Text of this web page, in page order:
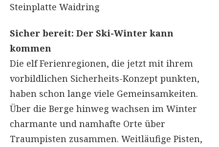
Steinplatte Waidring
Sicher bereit: Der Ski-Winter kann
kommen
Die elf Ferienregionen, die jetzt mit ihrem
vorbildlichen Sicherheits-Konzept punkten,
haben schon lange viele Gemeinsamkeiten.
Über die Berge hinweg wachsen im Winter
charmante und namhafte Orte über
Traumpisten zusammen. Weitläufige Pisten,